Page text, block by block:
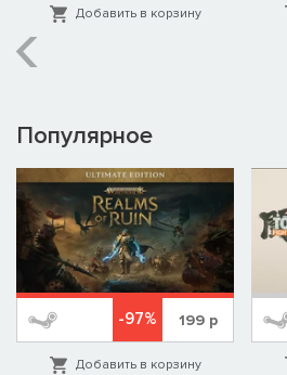
Добавить в корзину
Популярное
-97% 199р
Добавить в корзину